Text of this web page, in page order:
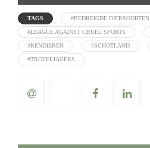
TAGS #BEDREIGDE DIERSOORTEN
#LEAGUE AGAINST CRUEL SPORTS
#RENDIEREN #SCHOTLAND
#TROFEEJAGERS